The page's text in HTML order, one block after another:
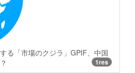
る「市場のクジラ」GPIF、中国
1res